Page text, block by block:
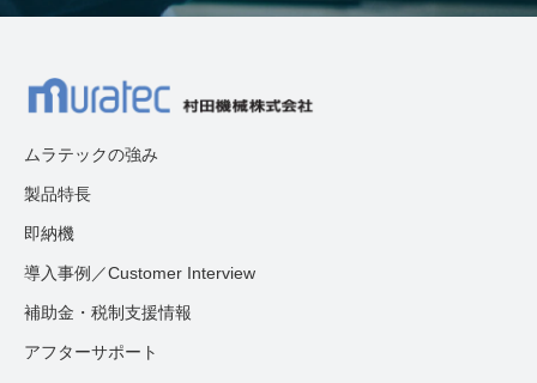
ムラテックの強み
製品特長
即納機
導入事例／Customer Interview
補助金・税制支援情報
アフターサポート